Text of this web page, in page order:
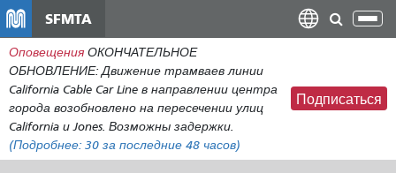
содержанию
SFMTA
Оповещения ОКОНЧАТЕЛЬНОЕ
ОБНОВЛЕНИЕ: Движение трамваев линии
California Cable Car Line в направлении центра
города возобновлено на пересечении улиц
California и Jones. Возможны задержки.
(Подробнее: 30 за последние 48 часов)
Подписаться